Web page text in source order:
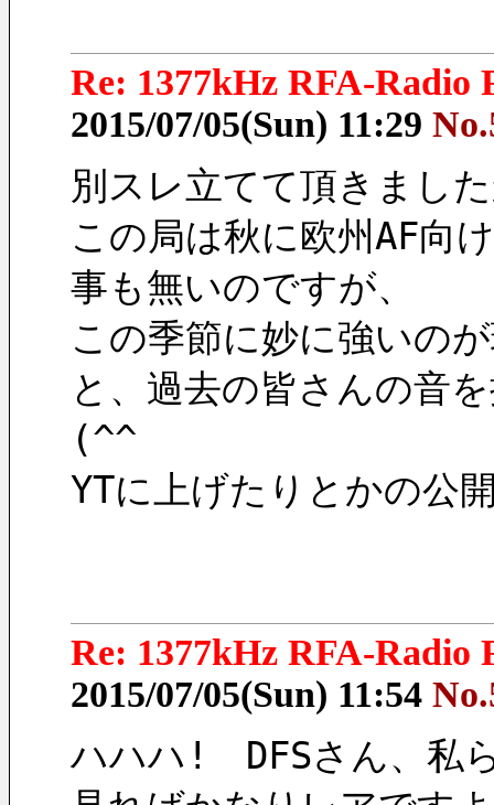
Re: 1377kHz RFA-Radio
2015/07/05(Sun) 11:29
別スレ立てて頂きまし
この局は秋に欧州AF向
事も無いのですが、
この季節に妙に強いの
と、過去の皆さんの音
(^^ゞ
YTに上げたりとかの公
Re: 1377kHz RFA-Radio
2015/07/05(Sun) 11:54
ハハハ!　DFSさん、私